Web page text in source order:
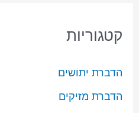
קטגוריות
הדברת יתושים
הדברת מזיקים